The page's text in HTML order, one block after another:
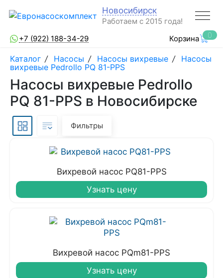
Новосибирск
Работаем с 2015 года!
+7 (922) 188-34-29
Корзина 0
Каталог / Насосы / Насосы вихревые / Насосы
вихревые Pedrollo PQ 81-PPS
Насосы вихревые Pedrollo
PQ 81-PPS в Новосибирске
Фильтры
Вихревой насос PQ81-PPS
Узнать цену
Вихревой насос PQm81-PPS
Узнать цену